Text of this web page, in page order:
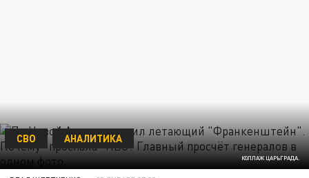
КОЛЛАЖ ЦАРЬГРАДА.
СВО АНАЛИТИКА